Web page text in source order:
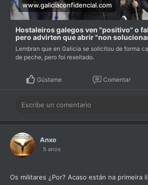
www.galiciaconfidencial.com
Hostaleiros galegos ven "positivo" o
pero advirten que abrir "non
Lembran que en Galicia se solicitou de forma
de peche, pero foi rexeitado.
Gústame Comentar
Anxo
5 anos
Os militares ¿Por? Acaso están na primeira